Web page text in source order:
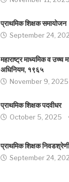
प्राथमिक शिक्षक समायोजन
September 24,
महाराष्ट्र माध्यमिक व उच्च
अधिनियम, १९६५
November 9, 2025
प्राथमिक शिक्षक पदवीधर
October 5, 2025
प्राथमिक शिक्षक निवडश्रेणी
September 24,